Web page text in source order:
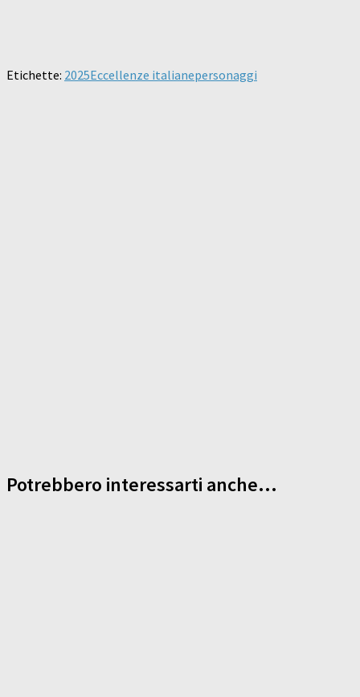
Etichette: 2025Eccellenze italianepersonaggi
Potrebbero interessarti anche...